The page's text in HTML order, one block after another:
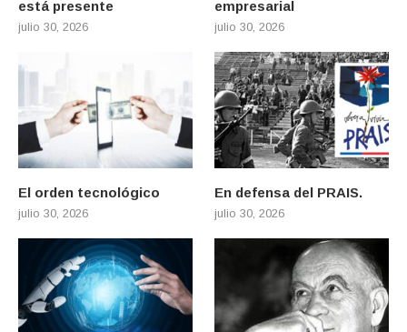
está presente
julio 30, 2026
empresarial
julio 30, 2026
El orden tecnológico
julio 30, 2026
En defensa del PRAIS.
julio 30, 2026